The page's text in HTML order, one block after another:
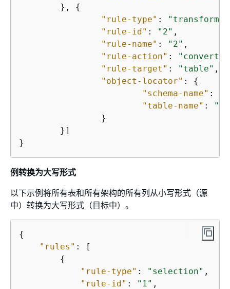
	},
{
"rule-type" :
"rule-id" : "2" ,
"rule-name" : "2" ,
"rule-action" :
"convert-
"rule-target" : "table" ,
"object-locator" : {
"schema-name" :
"table-name" :
}
例转换为大写形式
以下示例将所有表和所有架构的所有列从小写形式（源
中）转换为大写形式（目标中）。
{
"rules" : [
{
"rule-type" : "selection" ,
"rule-id" : "1" ,